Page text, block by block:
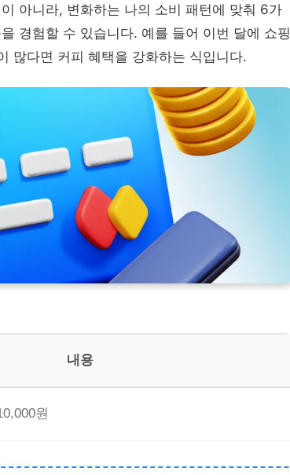
아니라, 변화하는 나의 소비 패턴에 맞춰 6가
경험할 수 있습니다. 예를 들어 이번 달에 쇼핑
많다면 커피 혜택을 강화하는 식입니다.
내용
원
제공